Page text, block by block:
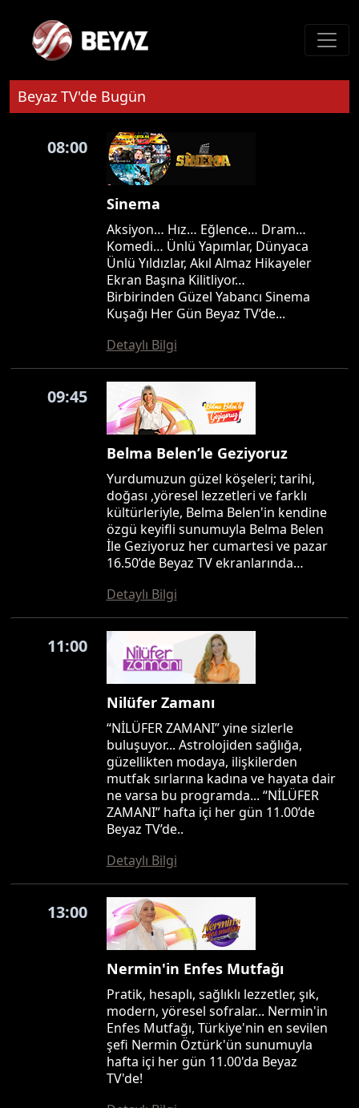
Beyaz TV'de Bugün
08:00
Sinema
Aksiyon… Hız… Eğlence… Dram…
Komedi… Ünlü Yapımlar, Dünyaca
Ünlü Yıldızlar, Akıl Almaz Hikayeler
Ekran Başına Kilitliyor…
Birbirinden Güzel Yabancı Sinema
Kuşağı Her Gün Beyaz TV’de...
Detaylı Bilgi
09:45
Belma Belen’le Geziyoruz
Yurdumuzun güzel köşeleri; tarihi,
doğası ,yöresel lezzetleri ve farklı
kültürleriyle, Belma Belen'in kendine
özgü keyifli sunumuyla Belma Belen
İle Geziyoruz her cumartesi ve pazar
16.50’de Beyaz TV ekranlarında…
Detaylı Bilgi
11:00
Nilüfer Zamanı
“NİLÜFER ZAMANI” yine sizlerle
buluşuyor... Astrolojiden sağlığa,
güzellikten modaya, ilişkilerden
mutfak sırlarına kadına ve hayata dair
ne varsa bu programda... “NİLÜFER
ZAMANI” hafta içi her gün 11.00’de
Beyaz TV’de..
Detaylı Bilgi
13:00
Nermin'in Enfes Mutfağı
Pratik, hesaplı, sağlıklı lezzetler, şık,
modern, yöresel sofralar... Nermin'in
Enfes Mutfağı, Türkiye'nin en sevilen
şefi Nermin Öztürk'ün sunumuyla
hafta içi her gün 11.00'da Beyaz
TV'de!